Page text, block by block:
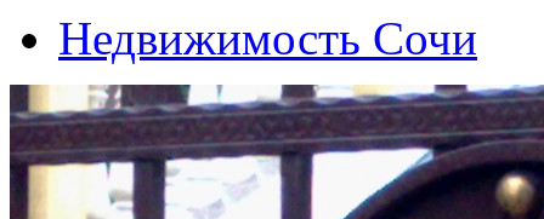
Недвижимость Сочи